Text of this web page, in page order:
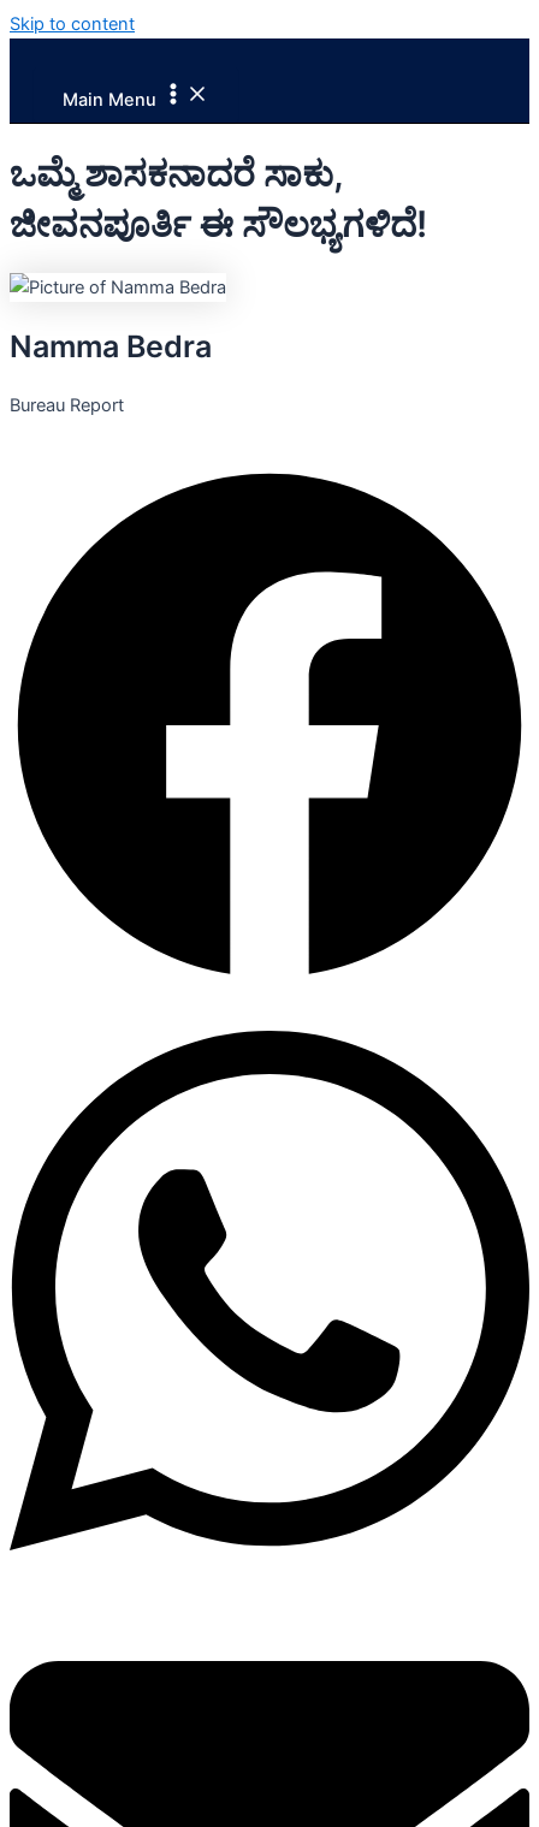
Skip to content
Main Menu
ಒಮ್ಮೆ ಶಾಸಕನಾದರೆ ಸಾಕು,
ಜೀವನಪೂರ್ತಿ ಈ ಸೌಲಭ್ಯಗಳಿದೆ!
Namma Bedra
Bureau Report